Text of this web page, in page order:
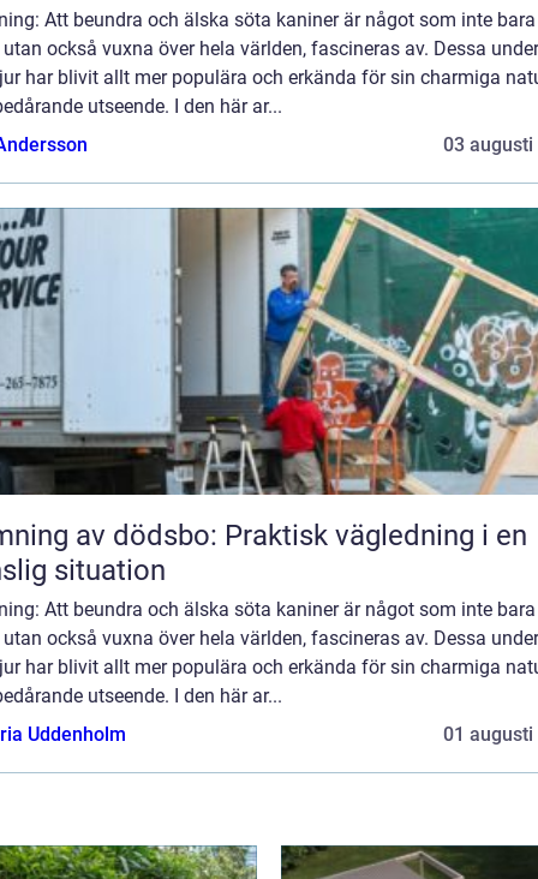
Att beundra och älska söta kaniner är något som inte bara
utan också vuxna över hela världen, fascineras av. Dessa
har blivit allt mer populära och erkända för sin charmiga
utseende. I den här ar...
03 augusti
av dödsbo: Praktisk vägledning i en
situation
Att beundra och älska söta kaniner är något som inte bara
utan också vuxna över hela världen, fascineras av. Dessa
har blivit allt mer populära och erkända för sin charmiga
utseende. I den här ar...
Uddenholm
01 augusti